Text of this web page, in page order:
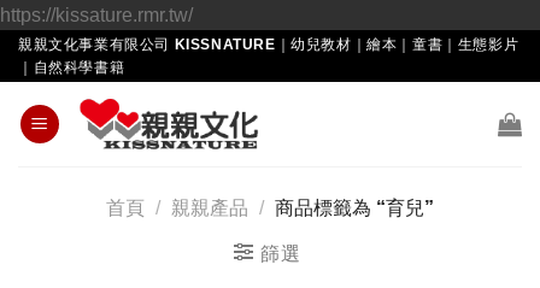
https://kissature.rmr.tw/Skip
to
親親文化事業有限公司 KISSNATURE｜幼兒教材｜繪本｜童書｜生態影片
｜自然科學書籍
首頁 / 親親產品 / 商品標籤為 “育兒”
篩選